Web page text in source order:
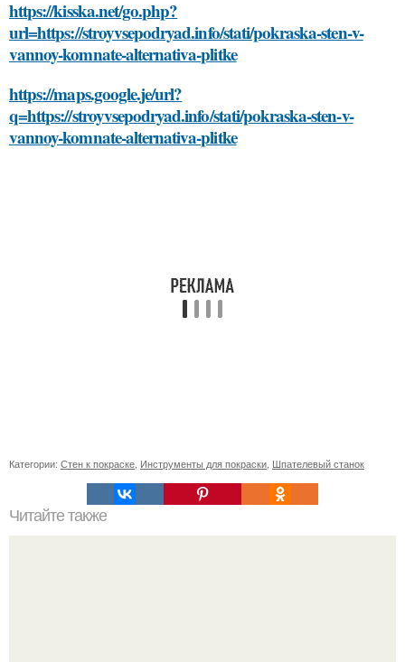
https://kisska.net/go.php?
url=https://stroyvsepodryad.info/stati/pokraska-sten-v-
vannoy-komnate-alternativa-plitke
https://maps.google.je/url?
q=https://stroyvsepodryad.info/stati/pokraska-sten-v-
vannoy-komnate-alternativa-plitke
Категории: Стен к покраске Инструменты для покраски Шпателевый станок
Читайте также